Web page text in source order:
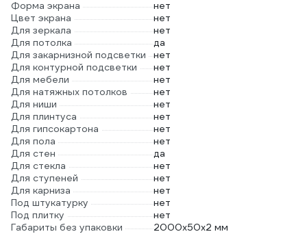
Форма экрана
нет
Цвет экрана
нет
Для зеркала
нет
Для потолка
да
Для закарнизной подсветки
нет
Для контурной подсветки
нет
Для мебели
нет
Для натяжных потолков
нет
Для ниши
нет
Для плинтуса
нет
Для гипсокартона
нет
Для пола
нет
Для стен
да
Для стекла
нет
Для ступеней
нет
Для карниза
нет
Под штукатурку
нет
Под плитку
нет
Габариты без упаковки
2000х50х2 мм